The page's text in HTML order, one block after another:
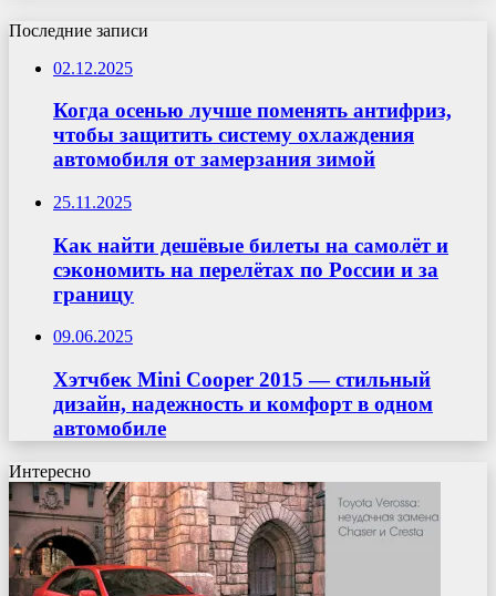
Последние записи
02.12.2025
Когда осенью лучше поменять антифриз,
чтобы защитить систему охлаждения
автомобиля от замерзания зимой
25.11.2025
Как найти дешёвые билеты на самолёт и
сэкономить на перелётах по России и за
границу
09.06.2025
Хэтчбек Mini Cooper 2015 — стильный
дизайн, надежность и комфорт в одном
автомобиле
Интересно